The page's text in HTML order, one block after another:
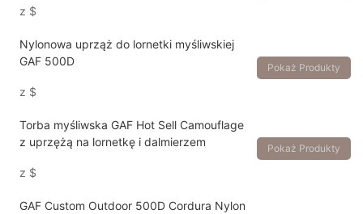
z $
Nylonowa uprząż do lornetki myśliwskiej
GAF 500D
z $
Pokaż Produkty
Torba myśliwska GAF Hot Sell Camouflage
z uprzężą na lornetkę i dalmierzem
z $
Pokaż Produkty
GAF Custom Outdoor 500D Cordura Nylon